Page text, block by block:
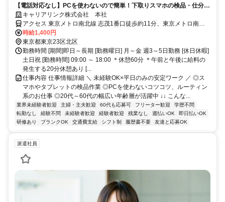
【電話対応なし】PCを使わないので簡単！下取りスマホの検品・仕分け
＊土日祝休み、週3日～OK<月収22.4万円>
キャリアリンク株式会社 本社
アクセス 東京メトロ南北線 志茂1番口徒歩約11分、東京メトロ南北
線 王子神谷エレベータ出入口徒歩約12分、ＪＲ京浜東北線 東十条北
口徒歩約13分 南北線 志茂駅 徒歩7分 南北線 王子神谷駅 徒歩11分 JR
線 東十条駅 徒歩18分 JR線 赤羽駅 バス10分 都営バス赤羽駅東口「豊
島5丁目団地行き」約10分。「北車庫」下車。
時給1,400円
東京都東京23区北区
勤務時間 [期間]即日～長期 [勤務曜日] 月～金 週3～5日勤務 [休日休暇]
土日祝 [勤務時間] 09:00 ～ 18:00 ＊休憩60分 ＊午前と午後に給料の
発生する20分休憩あり [...
仕事内容 仕事情報詳細 ＼ 未経験OK×平日のみの安定ワーク ／ ◎ス
マホやタブレットの検品作業 ◎PCを使わないコツコツ、ルーティン
系のお仕事 ◎20代～60代の幅広い年齢層が活躍中 ↓↓ こんな...
業界未経験者歓迎 主婦・主夫歓迎 60代も応募可 フリーター歓迎
学歴不問
転勤なし
経験不問 未経験者歓迎 経験者歓迎 残業なし 週払いOK
即日払いOK
研修あり
ブランクOK 交通費支給 シフト制 履歴書不要 友達と応募OK
派遣社員